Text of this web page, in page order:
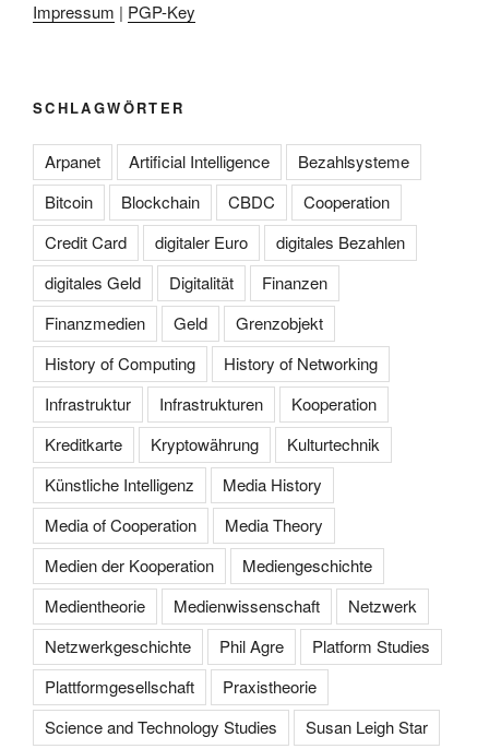
Impressum | PGP-Key
SCHLAGWÖRTER
Arpanet Artificial Intelligence
Bezahlsysteme
Bitcoin
Blockchain CBDC
Cooperation
Credit Card
digitaler Euro
digitales Bezahlen
digitales Geld
Digitalität
Finanzen
Finanzmedien
Geld
Grenzobjekt
History of Computing
History of Networking
Infrastruktur
Infrastrukturen
Kooperation
Kreditkarte
Kryptowährung
Kulturtechnik
Künstliche Intelligenz
Media History
Media of Cooperation
Media Theory
Medien der Kooperation
Mediengeschichte
Medientheorie
Medienwissenschaft
Netzwerk
Netzwerkgeschichte
Phil Agre
Platform Studies
Plattformgesellschaft
Praxistheorie
Science and Technology Studies
Susan Leigh Star